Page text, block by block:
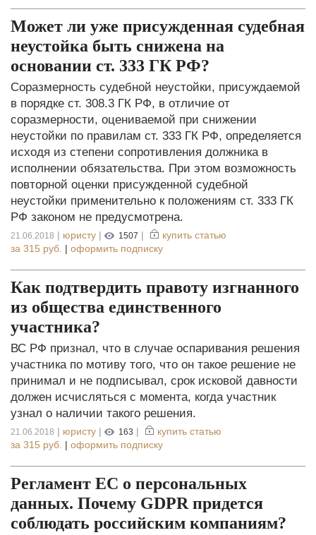
Может ли уже присужденная судебная
неустойка быть снижена на
основании ст. 333 ГК РФ?
Соразмерность судебной неустойки, присуждаемой
в порядке ст. 308.3 ГК РФ, в отличие от
соразмерности, оцениваемой при снижении
неустойки по правилам ст. 333 ГК РФ, определяется
исходя из степени сопротивления должника в
исполнении обязательства. При этом возможность
повторной оценки присужденной судебной
неустойки применительно к положениям ст. 333 ГК
РФ законом не предусмотрена.
21.06.2018 | юристу | 1507 |
купить статью
за 315 руб. | оформить подписку
Как подтвердить правоту изгнанного
из общества единственного
участника?
ВС РФ признал, что в случае оспаривания решения
участника по мотиву того, что он такое решение не
принимал и не подписывал, срок исковой давности
должен исчисляться с момента, когда участник
узнал о наличии такого решения.
21.06.2018 | юристу | 163 |
купить статью
за 315 руб. | оформить подписку
Регламент ЕС о персональных
данных. Почему GDPR придется
соблюдать российским компаниям?